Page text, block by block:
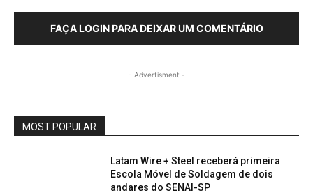
FAÇA LOGIN PARA DEIXAR UM COMENTÁRIO
- Advertisment -
MOST POPULAR
Latam Wire + Steel receberá primeira
Escola Móvel de Soldagem de dois
andares do SENAI-SP